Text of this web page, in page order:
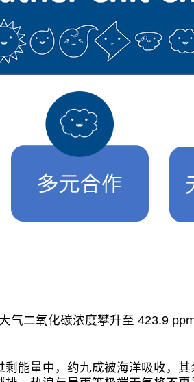
气二氧化碳浓度攀升至 423.9
能量中，约九成被海洋吸收，